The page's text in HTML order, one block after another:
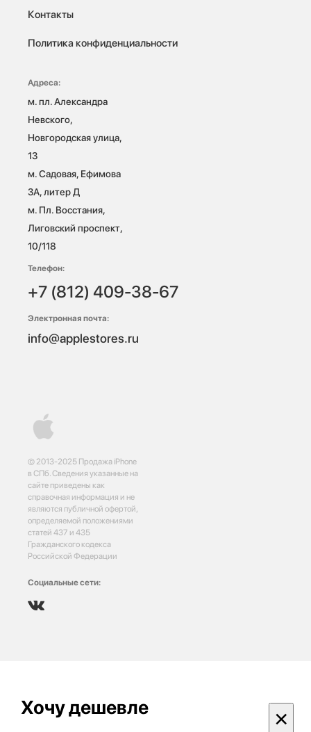
© 2013-2025 Продажа iPhone
в СПб. Сведения указанные на
сайте приведены как
справочная информация и не
являются публичной офертой,
определяемой положениями
статей 437 и 435
Гражданского кодекса
Российской Федерации
Социальные сети:
Контакты
Политика конфиденциальности
Адреса:
м. пл. Александра
Невского,
Новгородская улица,
13
м. Садовая, Ефимова
3А, литер Д
м. Пл. Восстания,
Лиговский проспект,
10/118
Телефон:
+7 (812) 409-38-67
Электронная почта:
info@applestores.ru
Хочу дешевле ×